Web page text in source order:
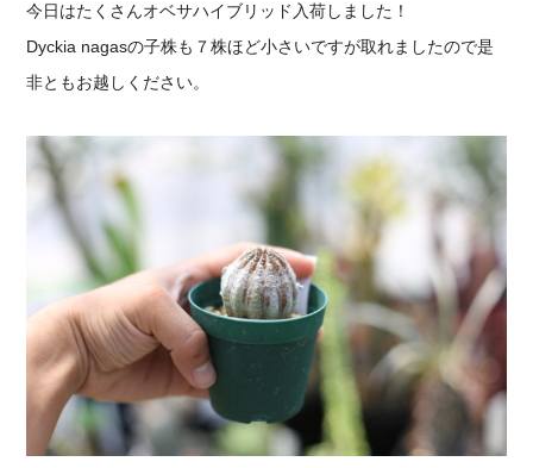
今日はたくさんオベサハイブリッド入荷しました！
Dyckia nagasの子株も７株ほど小さいですが取れましたので是
非ともお越しください。